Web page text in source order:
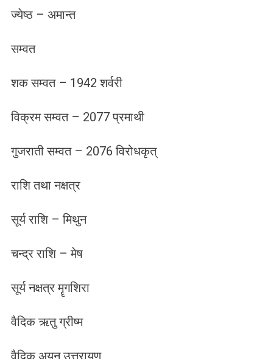
ज्येष्ठ – अमान्त
सम्वत
शक सम्वत – 1942 शर्वरी
विक्रम सम्वत – 2077 प्रमाथी
गुजराती सम्वत – 2076 विरोधकृत्
राशि तथा नक्षत्र
सूर्य राशि – मिथुन
चन्द्र राशि – मेष
सूर्य नक्षत्र मॄगशिरा
वैदिक ऋतु ग्रीष्म
वैदिक अयन उत्तरायण